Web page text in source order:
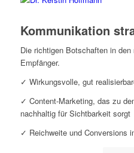
Kommunikation
Die richtigen Botschaften in
Empfänger.
✓ Wirkungsvolle, gut
✓ Content-Marketing, das zu
nachhaltig für Sichtbarkeit sorgt
✓ Reichweite und Conversions